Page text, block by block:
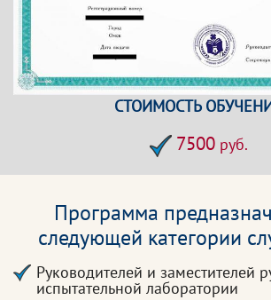
СТОИМОСТЬ
7500руб.
Программа
следующей категории
Руководителей и заместителей
испытательной лаборатории